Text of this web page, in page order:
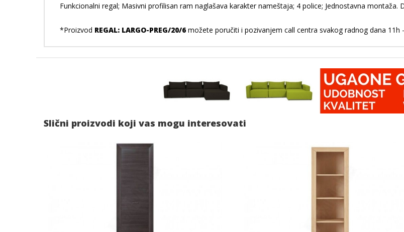
Funkcionalni regal; Masivni profilisan ram naglašava karakter nameštaja; 4 police; Jednostavna montaža.
*Proizvod REGAL: LARGO-PREG/20/6 možete poručiti i pozivanjem call centra svakog radnog dana 11h
Slični proizvodi koji vas mogu interesovati